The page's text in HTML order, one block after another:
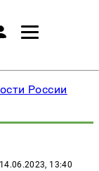
России
14.06.2023, 13:40